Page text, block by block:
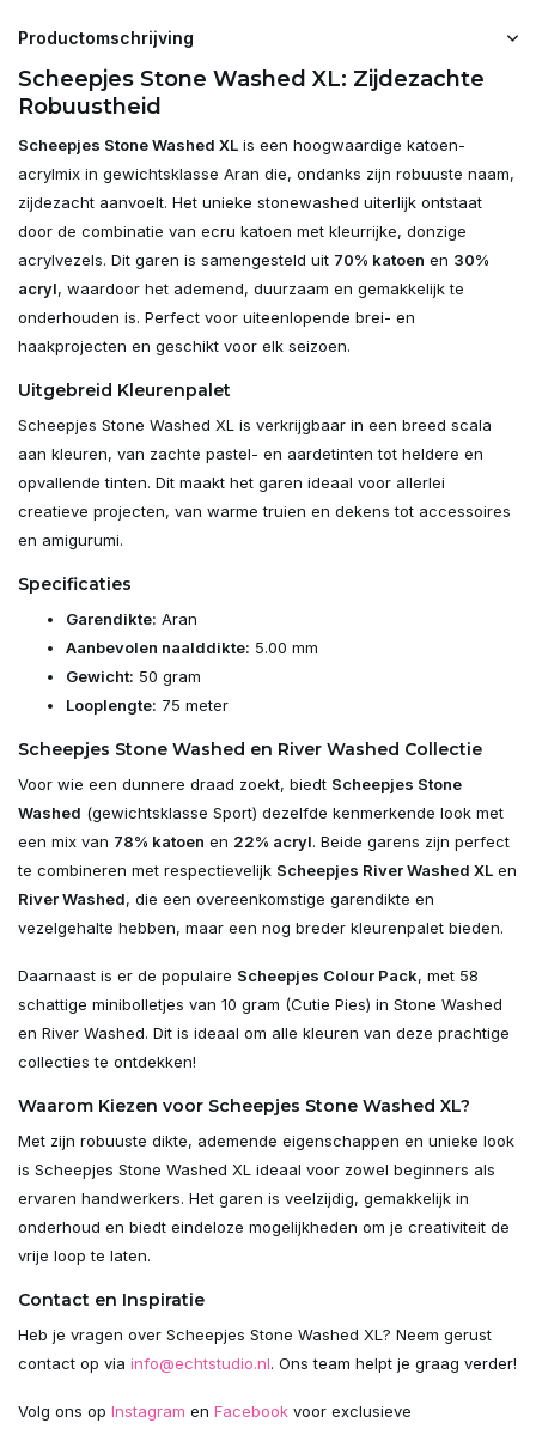
Productomschrijving
Scheepjes Stone Washed XL: Zijdezachte
Robuustheid
Scheepjes Stone Washed XL is een hoogwaardige katoen-
acrylmix in gewichtsklasse Aran die, ondanks zijn robuuste naam,
zijdezacht aanvoelt. Het unieke stonewashed uiterlijk ontstaat
door de combinatie van ecru katoen met kleurrijke, donzige
acrylvezels. Dit garen is samengesteld uit 70% katoen en 30%
acryl, waardoor het ademend, duurzaam en gemakkelijk te
onderhouden is. Perfect voor uiteenlopende brei- en
haakprojecten en geschikt voor elk seizoen.
Uitgebreid Kleurenpalet
Scheepjes Stone Washed XL is verkrijgbaar in een breed scala
aan kleuren, van zachte pastel- en aardetinten tot heldere en
opvallende tinten. Dit maakt het garen ideaal voor allerlei
creatieve projecten, van warme truien en dekens tot accessoires
en amigurumi.
Specificaties
Garendikte: Aran
Aanbevolen naalddikte: 5.00 mm
Gewicht: 50 gram
Looplengte: 75 meter
Scheepjes Stone Washed en River Washed Collectie
Voor wie een dunnere draad zoekt, biedt Scheepjes Stone
Washed (gewichtsklasse Sport) dezelfde kenmerkende look met
een mix van 78% katoen en 22% acryl. Beide garens zijn perfect
te combineren met respectievelijk Scheepjes River Washed XL en
River Washed, die een overeenkomstige garendikte en
vezelgehalte hebben, maar een nog breder kleurenpalet bieden.
Daarnaast is er de populaire Scheepjes Colour Pack, met 58
schattige minibolletjes van 10 gram (Cutie Pies) in Stone Washed
en River Washed. Dit is ideaal om alle kleuren van deze prachtige
collecties te ontdekken!
Waarom Kiezen voor Scheepjes Stone Washed XL?
Met zijn robuuste dikte, ademende eigenschappen en unieke look
is Scheepjes Stone Washed XL ideaal voor zowel beginners als
ervaren handwerkers. Het garen is veelzijdig, gemakkelijk in
onderhoud en biedt eindeloze mogelijkheden om je creativiteit de
vrije loop te laten.
Contact en Inspiratie
Heb je vragen over Scheepjes Stone Washed XL? Neem gerust
contact op via info@echtstudio.nl. Ons team helpt je graag verder!
Volg ons op Instagram en Facebook voor exclusieve